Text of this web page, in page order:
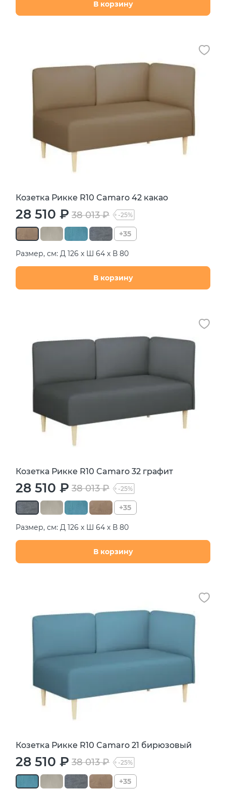
В корзину
Козетка Рикке R10 Camaro 42 какао
28 510 ₽ 38 013 ₽ -25%
+35
Размер, см: Д 126 х Ш 64 х В 80
В корзину
Козетка Рикке R10 Camaro 32 графит
28 510 ₽ 38 013 ₽ -25%
+35
Размер, см: Д 126 х Ш 64 х В 80
В корзину
Козетка Рикке R10 Camaro 21 бирюзовый
28 510 ₽ 38 013 ₽ -25%
+35